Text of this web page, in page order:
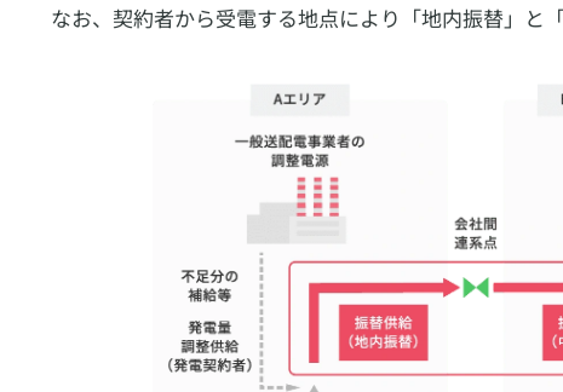
なお、契約者から受電する地点により「地内振替」と